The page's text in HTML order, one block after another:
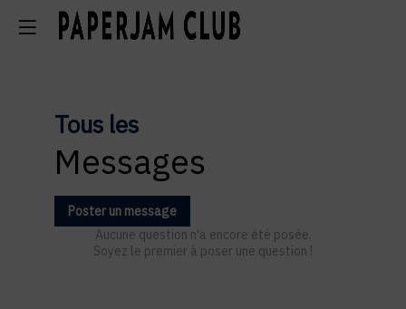
Tous les
Messages
Poster un message
Aucune question n'a encore été posée.
Soyez le premier à poser une question !